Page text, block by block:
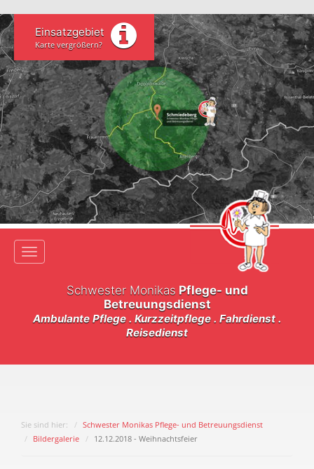
Einsatzgebiet
Karte vergrößern?
Toggle navigation
Schwester Monikas Pflege- und
Betreuungsdienst
Ambulante Pflege . Kurzzeitpflege . Fahrdienst .
Reisedienst
Sie sind hier:
Schwester Monikas Pflege- und Betreuungsdienst
Bildergalerie
12.12.2018 - Weihnachtsfeier